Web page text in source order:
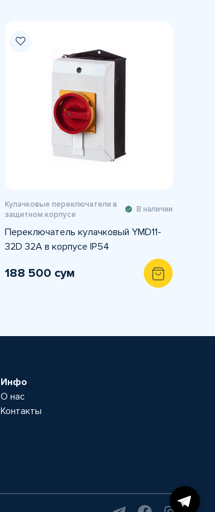
Кулачковые переключатели в
защитном корпусе
В наличии
Переключатель кулачковый YMD11-
32D 32А в корпусе IP54
188 500 сум
Инфо
О нас
Контакты